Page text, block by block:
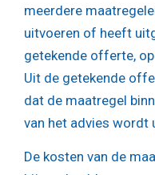
meerdere
uitvoeren of heeft
getekende offerte,
Uit de getekende
dat de maatregel
van het advies wordt
De kosten van de